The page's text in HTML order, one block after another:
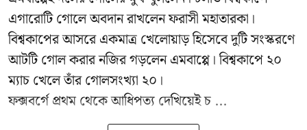
এগারোটি গোলে অবদান রাখলেন ফরাসী মহাতারকা।
বিশ্বকাপের আসরে একমাত্র খেলোয়াড় হিসেবে দুটি সংস্করণে
আটটি গোল করারনজির গড়লেন এমবাপ্পে। বিশ্বকাপে ২০
ম্যাচ খেলে তাঁর গোলসংখ্যা ২০।
ফক্সবর্গে প্রথম থেকে আধিপত্য দেখিয়েই চ ...